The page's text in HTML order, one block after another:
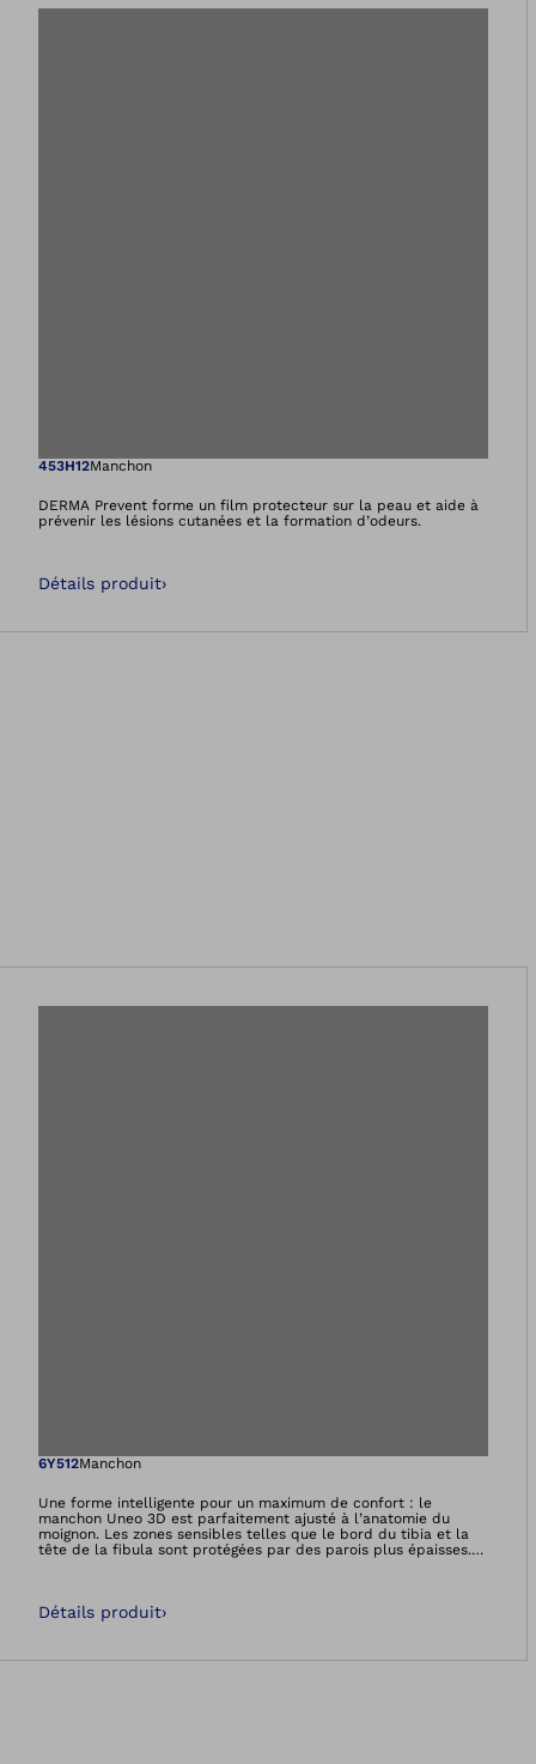
Ouvre l’image
453H12Manchon
DERMA Prevent forme un film protecteur sur la peau et aide à
prévenir les lésions cutanées et la formation d’odeurs.
Détails produit›
Ouvre l’image
6Y512Manchon
Une forme intelligente pour un maximum de confort : le
manchon Uneo 3D est parfaitement ajusté à l’anatomie du
moignon. Les zones sensibles telles que le bord du tibia et la
tête de la fibula sont protégées par des parois plus épaisses.
Détails produit›